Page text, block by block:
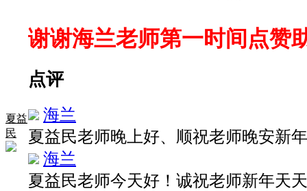
夏益
民
谢谢海兰老师第一时间点赞
点评
海兰
夏益民老师晚上好、顺祝老师晚安新
海兰
夏益民老师今天好！诚祝老师新年天